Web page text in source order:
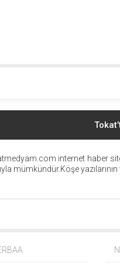
Erbaaspor Başkanı
Ayten
internet haber
mümkündür.Köşe